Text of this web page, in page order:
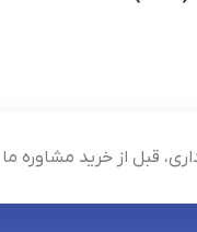
قبل از خرید مشاوره ما